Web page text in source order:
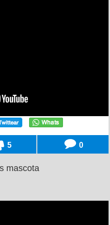
5 0
mascota